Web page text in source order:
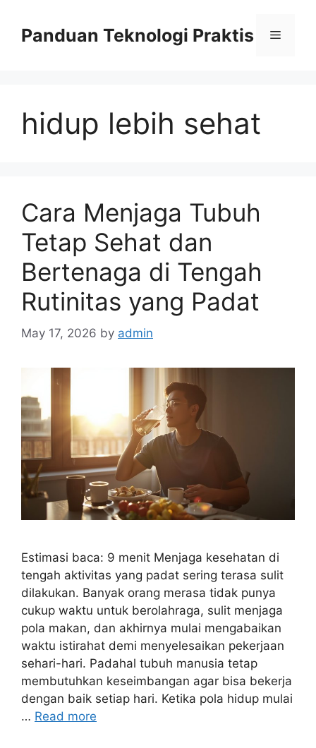
contentPanduan Teknologi Praktis Menu
hidup lebih sehat
Cara Menjaga Tubuh
Tetap Sehat dan
Bertenaga di Tengah
Rutinitas yang Padat
May 17, 2026 by admin
Estimasi baca: 9 menit Menjaga kesehatan di
tengah aktivitas yang padat sering terasa sulit
dilakukan. Banyak orang merasa tidak punya
cukup waktu untuk berolahraga, sulit menjaga
pola makan, dan akhirnya mulai mengabaikan
waktu istirahat demi menyelesaikan pekerjaan
sehari-hari. Padahal tubuh manusia tetap
membutuhkan keseimbangan agar bisa bekerja
dengan baik setiap hari. Ketika pola hidup mulai
… Read more